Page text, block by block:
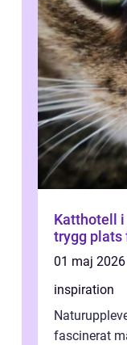
Katthotell i
trygg plats
01 maj 2026
inspiration
fascinerat